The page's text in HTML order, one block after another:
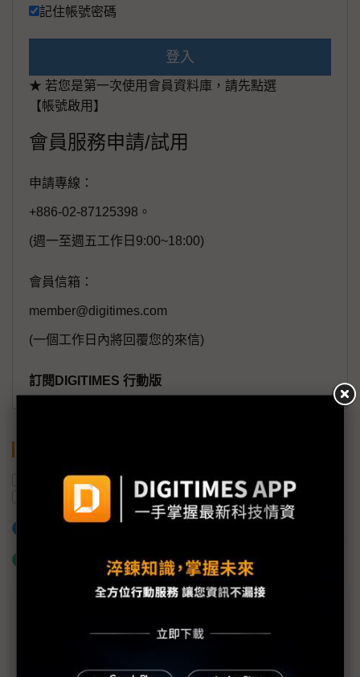
記住帳號密碼
登入
★ 若您是第一次使用會員資料庫，請先點選
【帳號啟用】
會員服務申請/試用
申請專線：
+886-02-87125398。
(週一至週五工作日9:00~18:00)
會員信箱：
member@digitimes.com
(一個工作日內將回覆您的來信)
訂閱DIGITIMES 行動版
美國 施振榮
劉揚偉
什麼是「關鍵字追蹤」